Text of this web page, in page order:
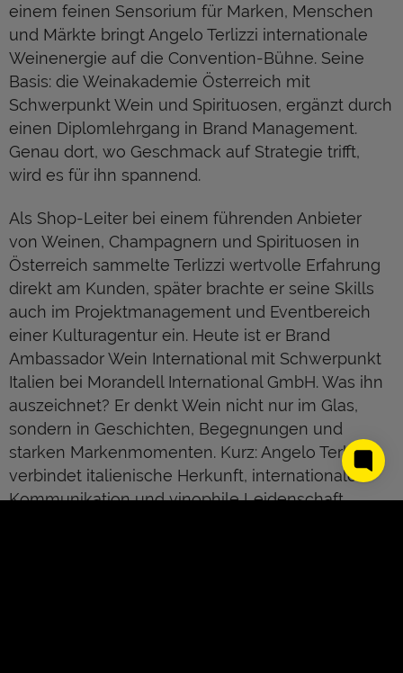
einem feinen Sensorium für Marken, Menschen
und Märkte bringt Angelo Terlizzi internationale
Weinenergie auf die Convention-Bühne. Seine
Basis: die Weinakademie Österreich mit
Schwerpunkt Wein und Spirituosen, ergänzt durch
einen Diplomlehrgang in Brand Management.
Genau dort, wo Geschmack auf Strategie trifft,
wird es für ihn spannend.
Als Shop-Leiter bei einem führenden Anbieter
von Weinen, Champagnern und Spirituosen in
Österreich sammelte Terlizzi wertvolle Erfahrung
direkt am Kunden, später brachte er seine Skills
auch im Projektmanagement und Eventbereich
einer Kulturagentur ein. Heute ist er Brand
Ambassador Wein International mit Schwerpunkt
Italien bei Morandell International GmbH. Was ihn
auszeichnet? Er denkt Wein nicht nur im Glas,
sondern in Geschichten, Begegnungen und
starken Markenmomenten. Kurz: Angelo Terlizzi
verbindet italienische Herkunft, internationale
Kommunikation und vinophile Leidenschaft.